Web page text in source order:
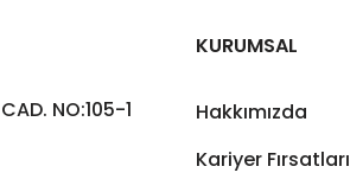
NO:105-1
KURUMSAL
Hakkımızda
Kariyer Fırsatları